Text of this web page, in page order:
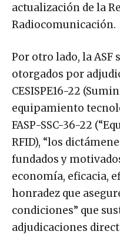
actualización de la
Radiocomunicación.
Por otro lado, la ASF
otorgados por
CESISPE16-22
equipamiento
FASP-SSC-36-22
RFID), “los
fundados y
economía, eficacia,
honradez que
condiciones” que
adjudicaciones